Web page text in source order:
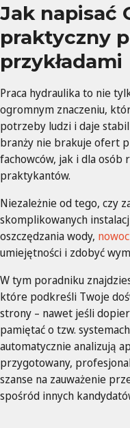
Jak napisać
praktyczny
przykładami
Praca hydraulika to nie
ogromnym znaczeniu,
potrzeby ludzi i daje
branży nie brakuje ofert
fachowców, jak i dla osób
praktykantów.
Niezależnie od tego, czy
skomplikowanych
oszczędzania wody,
umiejętności i zdobyć
W tym poradniku
które podkreśli Twoje
strony – nawet jeśli
pamiętać o tzw.
automatycznie analizują
przygotowany,
szanse na zauważenie
spośród innych